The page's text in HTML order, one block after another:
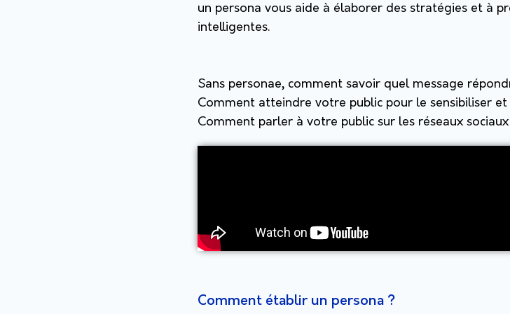
un persona vous aide à élaborer des stratégies et à
intelligentes.
Sans personae, comment savoir quel message
Comment atteindre votre public pour le sensibiliser
Comment parler à votre public sur les réseaux
Comment établir un persona ?